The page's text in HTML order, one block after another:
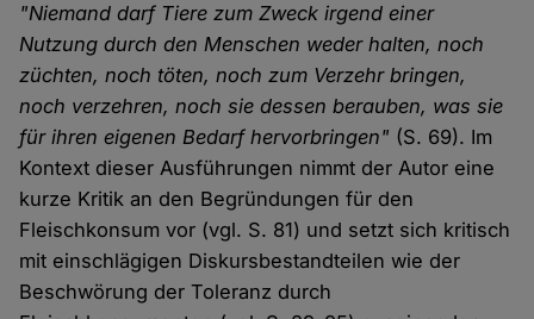
"Niemand darf Tiere zum Zweck irgend einer
Nutzung durch den Menschen weder halten, noch
züchten, noch töten, noch zum Verzehr bringen,
noch verzehren, noch sie dessen berauben, was sie
für ihren eigenen Bedarf hervorbringen" (S. 69). Im
Kontext dieser Ausführungen nimmt der Autor eine
kurze Kritik an den Begründungen für den
Fleischkonsum vor (vgl. S. 81) und setzt sich kritisch
mit einschlägigen Diskursbestandteilen wie der
Beschwörung der Toleranz durch